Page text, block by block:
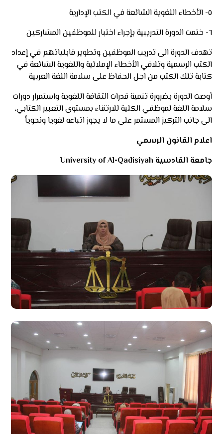
٥- الأخطاء اللغوية الشائعة في الكتب الإدارية
٦- ختمت الدورة التدريبية بإجراء اختبار للموظفين المشاركين
تهدف الدورة الى تدريب الموظفين وتطوير قابلياتهم في إعداد
الكتب الرسمية وتلافي الأخطاء الإملائية واللغوية الشائعة في
كتابة تلك الكتب من اجل الحفاظ على سلامة اللغة العربية
أوصت الدورة بضرورة تنمية قدرات الثقافة اللغوية واستمرار دورات
سلامة اللغة لموظفي الكلية للارتقاء بمستوى التعبير الكتابي،
الى جانب التركيز المستمر على ما لا يجوز اتباعه لغويا ونحوياً
اعلام القانون الرسمي
جامعة القادسية University of Al-Qadisiyah